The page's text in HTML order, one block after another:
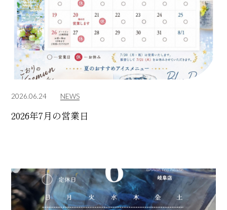
2026.06.24 NEWS
2026年7月の営業日